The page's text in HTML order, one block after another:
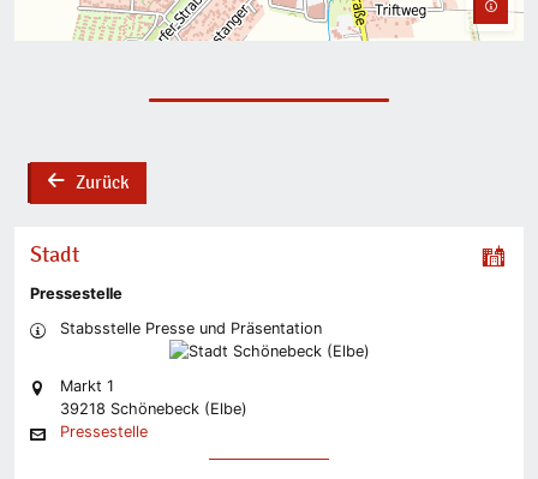
backZurück
Stadt
Pressestelle
Stabsstelle Presse und Präsentation
Markt 1
39218 Schönebeck (Elbe)
Pressestelle